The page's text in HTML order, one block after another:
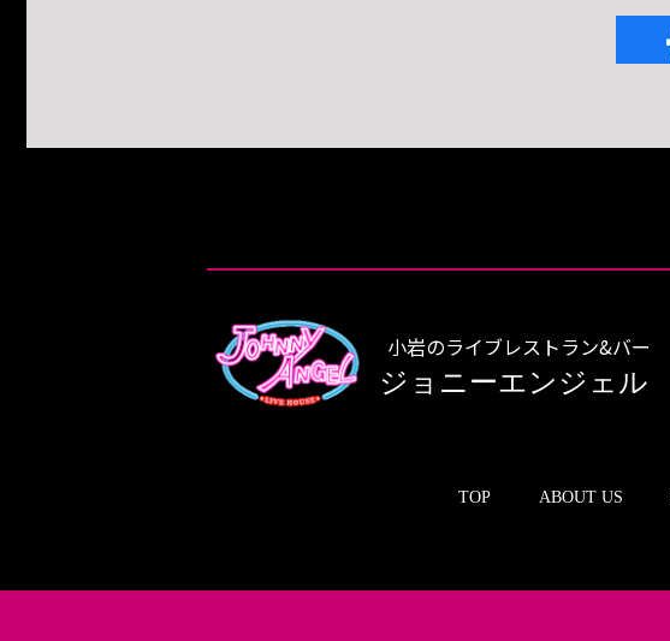
小岩のライブレストラン&バー
ジョニーエンジェル
TOP ABOUT US